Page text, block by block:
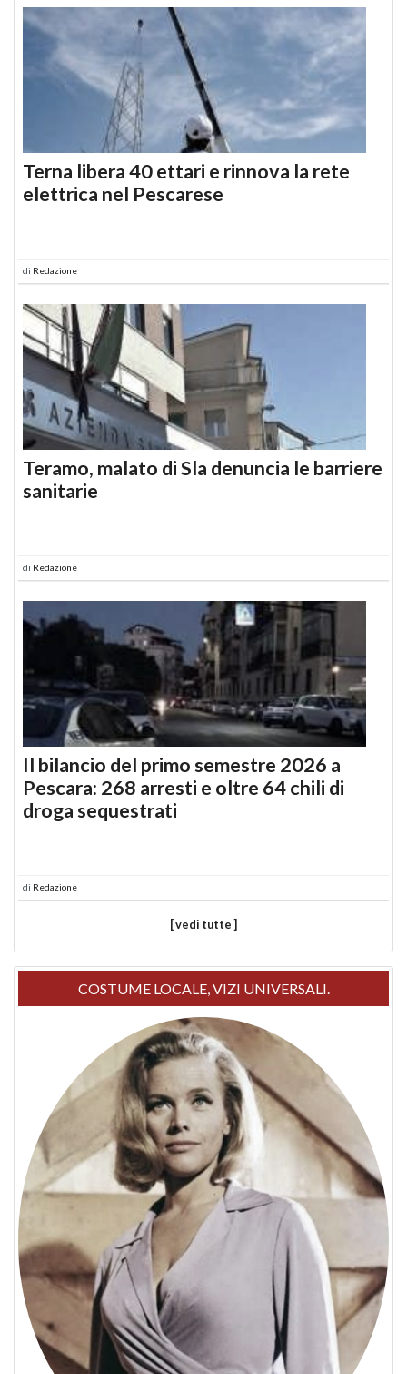
Terna libera 40 ettari e rinnova la rete
elettrica nel Pescarese
di Redazione
Teramo, malato di Sla denuncia le barriere
sanitarie
di Redazione
Il bilancio del primo semestre 2026 a
Pescara: 268 arresti e oltre 64 chili di
droga sequestrati
di Redazione
[ vedi tutte ]
COSTUME LOCALE, VIZI UNIVERSALI.